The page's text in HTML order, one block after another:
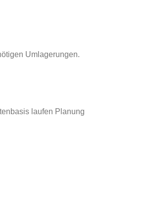
Umlagerungen.
laufen Planung